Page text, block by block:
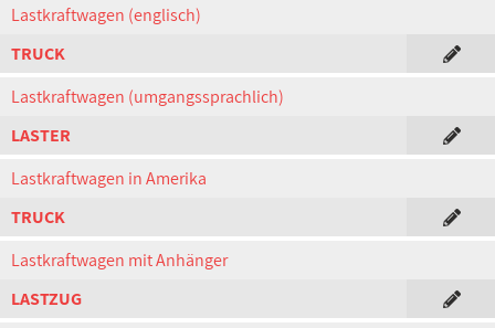
Lastkraftwagen (englisch)
TRUCK
Lastkraftwagen (umgangssprachlich)
LASTER
Lastkraftwagen in Amerika
TRUCK
Lastkraftwagen mit Anhänger
LASTZUG